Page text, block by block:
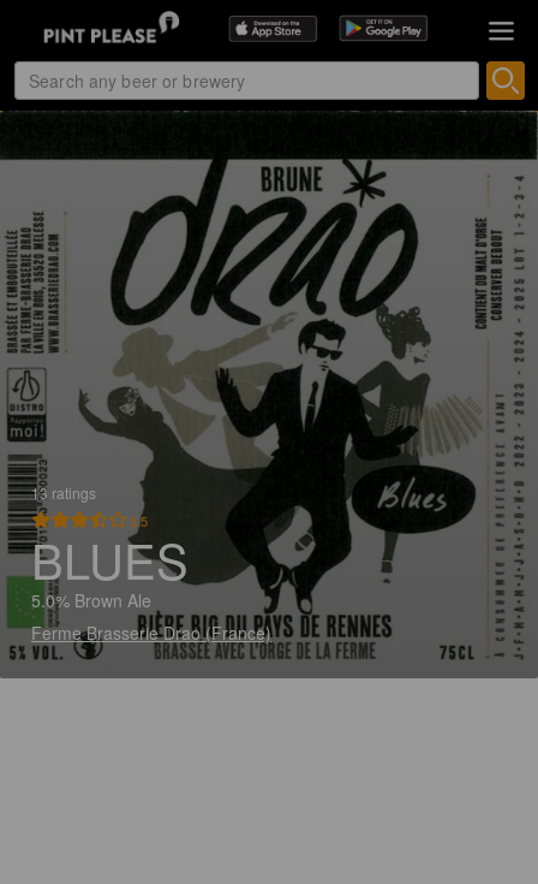
13 ratings
3.5
BLUES
5.0% Brown Ale
Ferme Brasserie Drao (France)